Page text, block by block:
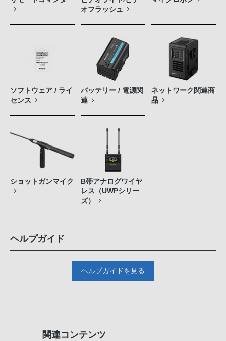
オフラッシュ
ソフトウェア / ライ
センス
バッテリー / 電源関
連
ネットワーク関連商
品
ショットガンマイク
B帯アナログワイヤ
レス（UWPシリー
ズ）
ヘルプガイド
ヘルプガイドを見る
関連コンテンツ